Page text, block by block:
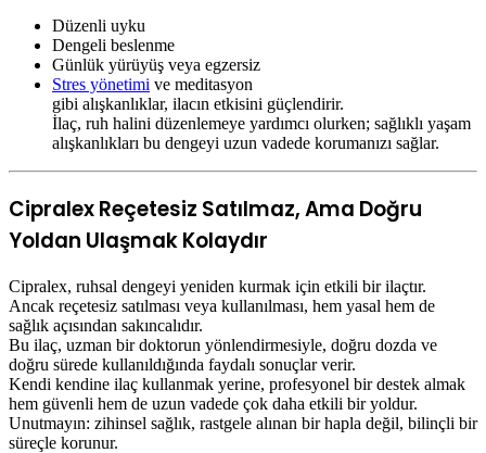
Düzenli uyku
Dengeli beslenme
Günlük yürüyüş veya egzersiz
Stres yönetimi ve meditasyon
gibi alışkanlıklar, ilacın etkisini güçlendirir.
İlaç, ruh halini düzenlemeye yardımcı olurken; sağlıklı yaşam
alışkanlıkları bu dengeyi uzun vadede korumanızı sağlar.
Cipralex Reçetesiz Satılmaz, Ama Doğru
Yoldan Ulaşmak Kolaydır
Cipralex, ruhsal dengeyi yeniden kurmak için etkili bir ilaçtır.
Ancak reçetesiz satılması veya kullanılması, hem yasal hem de
sağlık açısından sakıncalıdır.
Bu ilaç, uzman bir doktorun yönlendirmesiyle, doğru dozda ve
doğru sürede kullanıldığında faydalı sonuçlar verir.
Kendi kendine ilaç kullanmak yerine, profesyonel bir destek almak
hem güvenli hem de uzun vadede çok daha etkili bir yoldur.
Unutmayın: zihinsel sağlık, rastgele alınan bir hapla değil, bilinçli bir
süreçle korunur.